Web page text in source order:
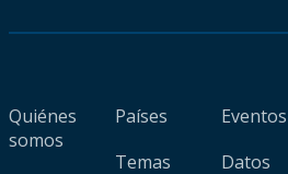
Quiénes
somos
Países
Temas
Eventos
Datos